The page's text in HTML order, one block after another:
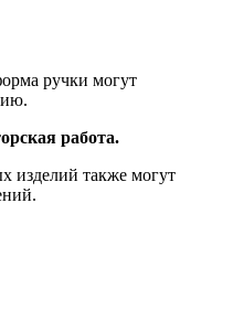
ручки могут
работа.
изделий также могут